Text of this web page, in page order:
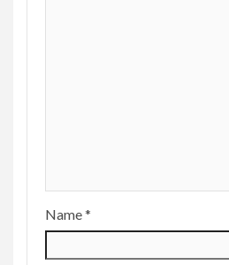
Name*